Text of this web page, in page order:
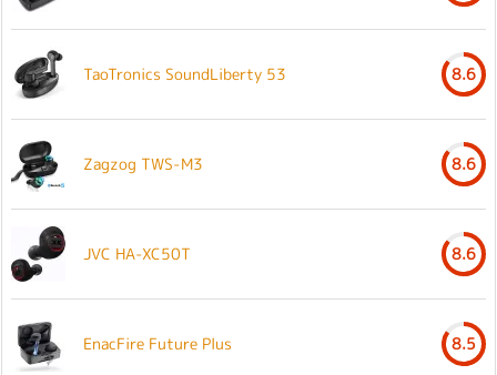
TaoTronics SoundLiberty 53 8.6
Zagzog TWS-M3 8.6
JVC HA-XC50T 8.6
EnacFire Future Plus 8.5